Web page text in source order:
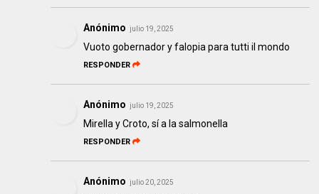
Anónimo julio 19, 2025
Vuoto gobernador y falopia para tutti il mondo
RESPONDER
Anónimo julio 19, 2025
Mirella y Croto, sí a la salmonella
RESPONDER
Anónimo julio 20, 2025